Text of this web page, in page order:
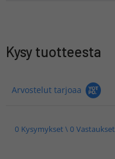
Kysy tuotteesta
Arvostelut tarjoaa
0 Kysymykset \ 0 Vastaukset